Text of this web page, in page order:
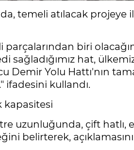
temeli atılacak
biri
sağladığımız hat,
Demir Yolu Hattı'nın
ifadesini kullandı.
kapasitesi
uzunluğunda, çift hatlı,
belirterek,